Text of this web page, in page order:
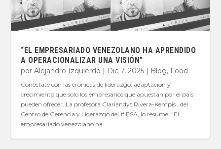
“EL EMPRESARIADO VENEZOLANO HA APRENDIDO
A OPERACIONALIZAR UNA VISIÓN”
porAlejandro Izquierdo Dic 7, 2025 Blog, Food
Conéctate con las crónicas de liderazgo, adaptación y
crecimiento que solo los empresarios que apuestan por el país
pueden ofrecer. La profesora Clariandys Rivera-Kempis , del
Centro de Gerencia y Liderazgo del #IESA, lo resume: "El
empresariado venezolano ha...